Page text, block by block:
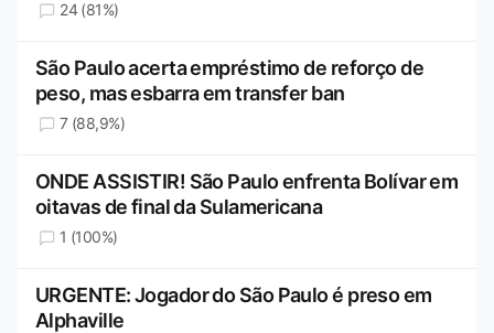
24 (81%)
São Paulo acerta empréstimo de reforço de
peso, mas esbarra em transfer ban
7 (88,9%)
ONDE ASSISTIR! São Paulo enfrenta Bolívar em
oitavas de final da Sulamericana
1 (100%)
URGENTE: Jogador do São Paulo é preso em
Alphaville